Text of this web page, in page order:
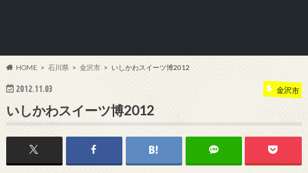
HOME 石川県 金沢市 いしかわスイーツ博2012
2012.11.03 金沢市
いしかわスイーツ博2012